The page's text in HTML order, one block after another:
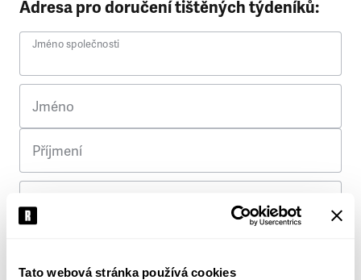
Tato webová stránka používá cookies
Adresa pro doručení tištěných týdeníků:
Jméno společnosti
Jméno
Příjmení
Ulice